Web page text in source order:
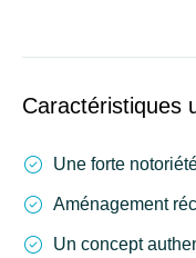
Caractéristiques
Une forte
Aménagement
Un concept